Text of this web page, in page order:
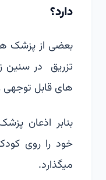
دارد؟
بعضی از پزشک
های قابل توجهی
بنابر اذعان
میگذارد.